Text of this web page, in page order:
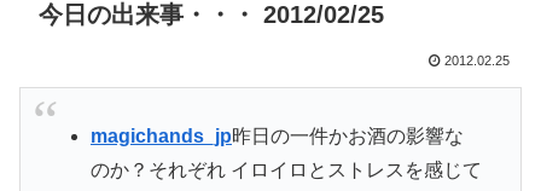
今日の出来事・・・ 2012/02/25
2012.02.25
magichands_jp昨日の一件かお酒の影響な
のか？それぞれ イロイロとストレスを感じて